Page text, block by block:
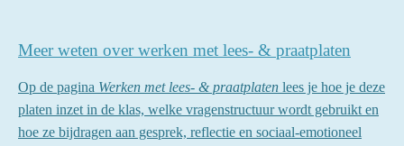
Meer weten over werken met lees- & praatplaten
Op de pagina Werken met lees- & praatplaten lees je hoe je deze
platen inzet in de klas, welke vragenstructuur wordt gebruikt en
hoe ze bijdragen aan gesprek, reflectie en sociaal-emotioneel